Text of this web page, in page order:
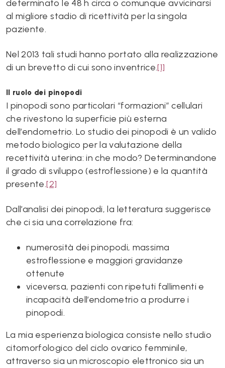
determinato le 48 h circa o comunque avvicinarsi
al migliore stadio di ricettività per la singola
paziente.
Nel 2013 tali studi hanno portato alla realizzazione
di un brevetto di cui sono inventrice.[1]
Il ruolo dei pinopodi
I pinopodi sono particolari “formazioni” cellulari
che rivestono la superficie più esterna
dell’endometrio. Lo studio dei pinopodi è un valido
metodo biologico per la valutazione della
recettività uterina: in che modo? Determinandone
il grado di sviluppo (estroflessione) e la quantità
presente.[2]
Dall’analisi dei pinopodi, la letteratura suggerisce
che ci sia una correlazione fra:
numerosità dei pinopodi, massima
estroflessione e maggiori gravidanze
ottenute
viceversa, pazienti con ripetuti fallimenti e
incapacità dell’endometrio a produrre i
pinopodi.
La mia esperienza biologica consiste nello studio
citomorfologico del ciclo ovarico femminile,
attraverso sia un microscopio elettronico sia un